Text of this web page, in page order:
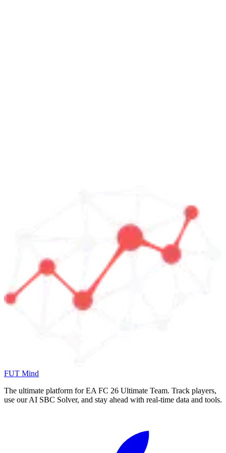
FUT Mind
The ultimate platform for EA FC 26 Ultimate Team. Track players,
use our AI SBC Solver, and stay ahead with real-time data and tools.